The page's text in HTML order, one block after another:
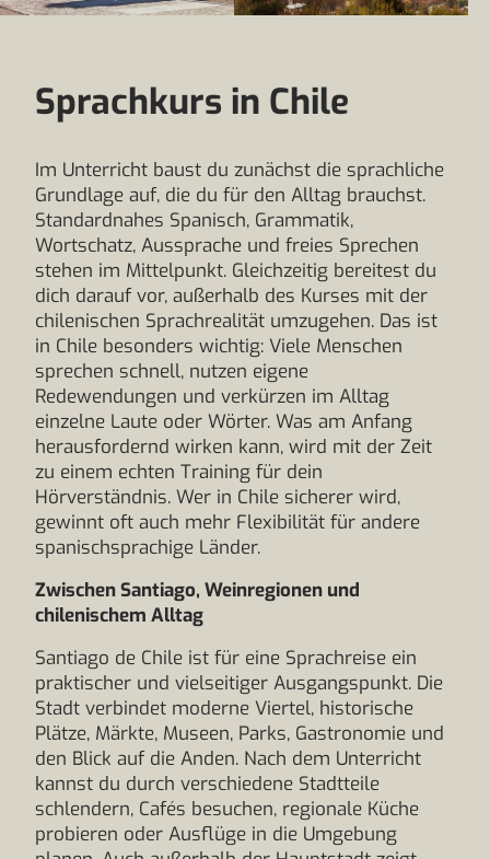
Sprachkurs in Chile
Im Unterricht baust du zunächst die sprachliche
Grundlage auf, die du für den Alltag brauchst.
Standardnahes Spanisch, Grammatik,
Wortschatz, Aussprache und freies Sprechen
stehen im Mittelpunkt. Gleichzeitig bereitest du
dich darauf vor, außerhalb des Kurses mit der
chilenischen Sprachrealität umzugehen. Das ist
in Chile besonders wichtig: Viele Menschen
sprechen schnell, nutzen eigene
Redewendungen und verkürzen im Alltag
einzelne Laute oder Wörter. Was am Anfang
herausfordernd wirken kann, wird mit der Zeit
zu einem echten Training für dein
Hörverständnis. Wer in Chile sicherer wird,
gewinnt oft auch mehr Flexibilität für andere
spanischsprachige Länder.
Zwischen Santiago, Weinregionen und
chilenischem Alltag
Santiago de Chile ist für eine Sprachreise ein
praktischer und vielseitiger Ausgangspunkt. Die
Stadt verbindet moderne Viertel, historische
Plätze, Märkte, Museen, Parks, Gastronomie und
den Blick auf die Anden. Nach dem Unterricht
kannst du durch verschiedene Stadtteile
schlendern, Cafés besuchen, regionale Küche
probieren oder Ausflüge in die Umgebung